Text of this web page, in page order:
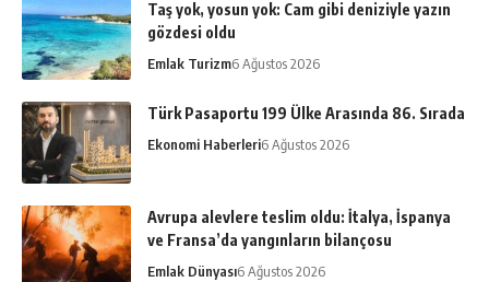
Taş yok, yosun yok: Cam gibi deniziyle yazın
gözdesi oldu
Emlak Turizm6 Ağustos 2026
Türk Pasaportu 199 Ülke Arasında 86. Sırada
Ekonomi Haberleri6 Ağustos 2026
Avrupa alevlere teslim oldu: İtalya, İspanya
ve Fransa’da yangınların bilançosu
Emlak Dünyası6 Ağustos 2026